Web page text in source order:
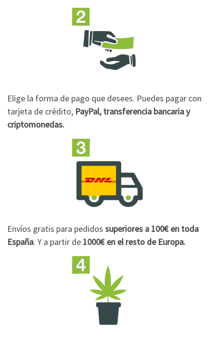
Elige la forma de pago que desees. Puedes pagar con
tarjeta de crédito, PayPal, transferencia bancaria y
criptomonedas.
Envíos gratis para pedidos superiores a 100€ en toda
España. Y a partir de 1000€ en el resto de Europa.